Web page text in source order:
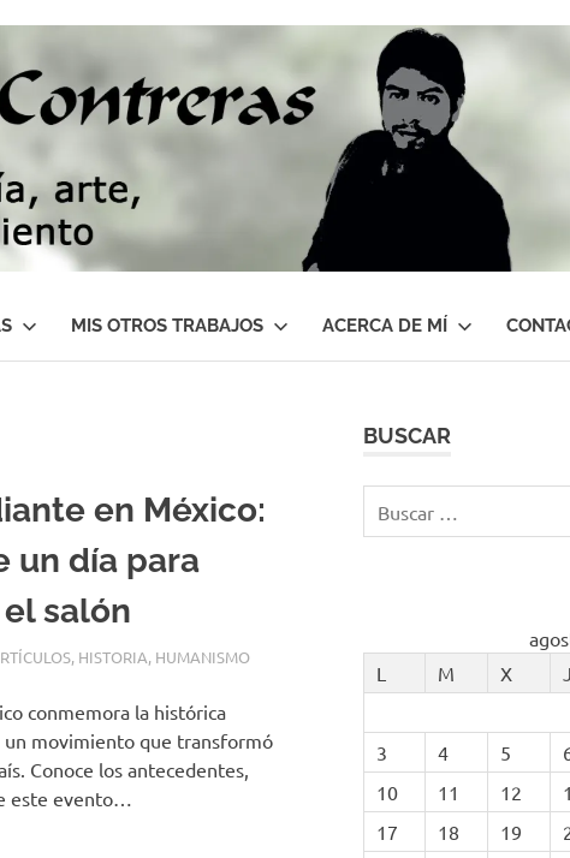
MIS OTROS TRABAJOS ACERCA DE MÍ
en México:
un día para
salón
, HISTORIA, HUMANISMO
conmemora la histórica
un movimiento que transformó
Conoce los antecedentes,
este evento…
BUSCAR
L
M X J
3
4 5
10
11 12
17
18 19